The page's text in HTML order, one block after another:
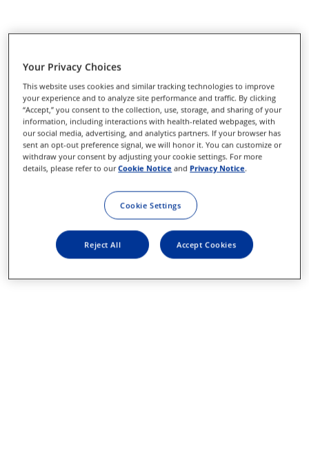
Your Privacy Choices
This website uses cookies and similar tracking technologies to improve
your experience and to analyze site performance and traffic. By clicking
“Accept,” you consent to the collection, use, storage, and sharing of your
information, including interactions with health-related webpages, with
our social media, advertising, and analytics partners. If your browser has
sent an opt-out preference signal, we will honor it. You can customize or
withdraw your consent by adjusting your cookie settings. For more
details, please refer to ourCookie Notice and Privacy Notice.
Cookie Settings
Reject All Accept Cookies